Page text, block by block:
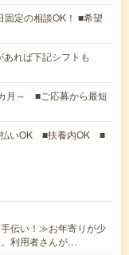
定の相談OK！ ■希望
れば下記シフトも
月～ ■ご応募から最短
払いOK ■扶養内OK ■
伝い！≫お年寄りが少
。利用者さんが…